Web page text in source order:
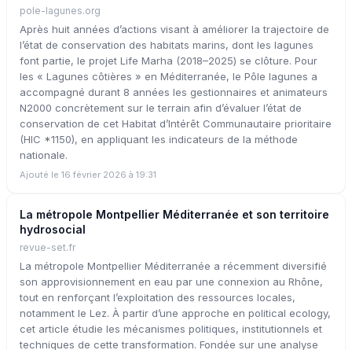
pole-lagunes.org
Après huit années d’actions visant à améliorer la trajectoire de
l’état de conservation des habitats marins, dont les lagunes
font partie, le projet Life Marha (2018–2025) se clôture. Pour
les « Lagunes côtières » en Méditerranée, le Pôle lagunes a
accompagné durant 8 années les gestionnaires et animateurs
N2000 concrètement sur le terrain afin d’évaluer l’état de
conservation de cet Habitat d’Intérêt Communautaire prioritaire
(HIC *1150), en appliquant les indicateurs de la méthode
nationale.
Ajouté le 16 février 2026 à 19:31
La métropole Montpellier Méditerranée et son territoire
hydrosocial
revue-set.fr
La métropole Montpellier Méditerranée a récemment diversifié
son approvisionnement en eau par une connexion au Rhône,
tout en renforçant l’exploitation des ressources locales,
notamment le Lez. À partir d’une approche en political ecology,
cet article étudie les mécanismes politiques, institutionnels et
techniques de cette transformation. Fondée sur une analyse